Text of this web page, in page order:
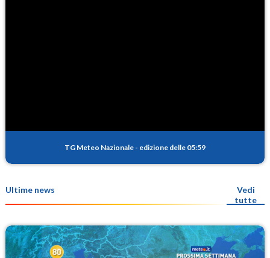
TG Meteo Nazionale - edizione delle 05:59
Ultime news
Vedi
tutte